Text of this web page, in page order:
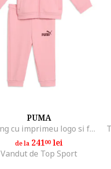
PUMA
Trening cu imprimeu logo si fermoar, Roz pastel
de la 24100lei
Vandut de Top Sport